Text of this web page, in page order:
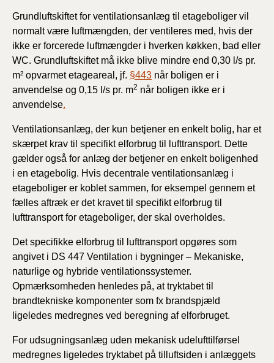
Grundluftskiftet for ventilationsanlæg til etageboliger vil
normalt være luftmængden, der ventileres med, hvis der
ikke er forcerede luftmængder i hverken køkken, bad eller
WC. Grundluftskiftet må ikke blive mindre end 0,30 l/s pr.
m² opvarmet etageareal, jf. §443 når boligen er i
anvendelse og 0,15 l/s pr. m2 når boligen ikke er i
anvendelse.
Ventilationsanlæg, der kun betjener en enkelt bolig, har et
skærpet krav til specifikt elforbrug til lufttransport. Dette
gælder også for anlæg der betjener en enkelt boligenhed
i en etagebolig. Hvis decentrale ventilationsanlæg i
etageboliger er koblet sammen, for eksempel gennem et
fælles aftræk er det kravet til specifikt elforbrug til
lufttransport for etageboliger, der skal overholdes.
Det specifikke elforbrug til lufttransport opgøres som
angivet i DS 447 Ventilation i bygninger – Mekaniske,
naturlige og hybride ventilationssystemer.
Opmærksomheden henledes på, at tryktabet til
brandtekniske komponenter som fx brandspjæld
ligeledes medregnes ved beregning af elforbruget.
For udsugningsanlæg uden mekanisk udelufttilførsel
medregnes ligeledes tryktabet på tilluftsiden i anlæggets